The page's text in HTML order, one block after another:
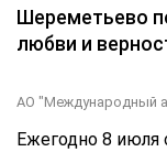
Шереметьево
любви и
АО "Международный
Ежегодно 8 июля